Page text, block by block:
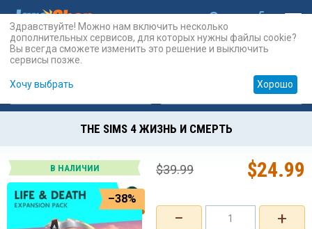
Карты Prepaid
THE SIMS 4 ЖИЗНЬ И СМЕРТЬ
В НАЛИЧИИ
–38%
+
−
$24.99
$39.99
Здравствуйте! Можно нам включить несколько
дополнительных сервисов, для которых нужны файлы cookie?
Вы всегда сможете изменить это решение и выключить
сервисы позже.
Хочу выбрать Хорошо